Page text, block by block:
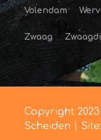
Volendam
Zwaag
Copyright
Scheiden | Site: